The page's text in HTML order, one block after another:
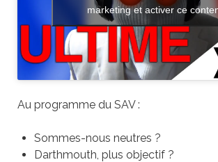
marketing et activer ce
Au programme du SAV :
Sommes-nous neutres ?
Darthmouth, plus objectif ?